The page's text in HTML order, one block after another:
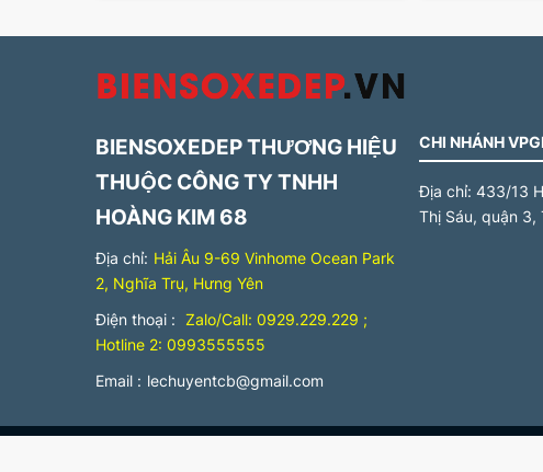
BIENSOXEDEP THƯƠNG HIỆU
THUỘC CÔNG TY TNHH
HOÀNG KIM 68
Địa chỉ: Hải Âu 9-69 Vinhome Ocean Park
2, Nghĩa Trụ, Hưng Yên
Điện thoại : Zalo/Call: 0929.229.229 ;
Hotline 2: 0993555555
Email : lechuyentcb@gmail.com
CHI NHÁNH
Địa chỉ: 433/13
Thị Sáu, quận 3,